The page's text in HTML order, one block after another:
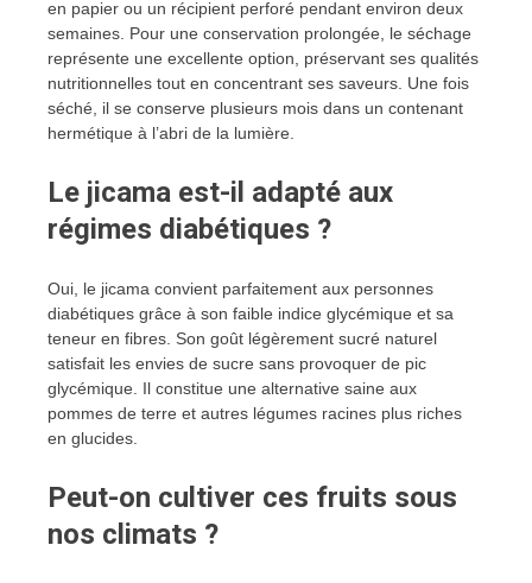
en papier ou un récipient perforé pendant environ deux
semaines. Pour une conservation prolongée, le séchage
représente une excellente option, préservant ses qualités
nutritionnelles tout en concentrant ses saveurs. Une fois
séché, il se conserve plusieurs mois dans un contenant
hermétique à l’abri de la lumière.
Le jicama est-il adapté aux
régimes diabétiques ?
Oui, le jicama convient parfaitement aux personnes
diabétiques grâce à son faible indice glycémique et sa
teneur en fibres. Son goût légèrement sucré naturel
satisfait les envies de sucre sans provoquer de pic
glycémique. Il constitue une alternative saine aux
pommes de terre et autres légumes racines plus riches
en glucides.
Peut-on cultiver ces fruits sous
nos climats ?